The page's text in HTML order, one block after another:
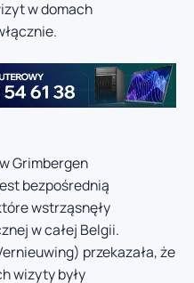
w domach
Grimbergen
bezpośrednią
wstrząsnęły
w całej Belgii.
przekazała, że
wizyty były